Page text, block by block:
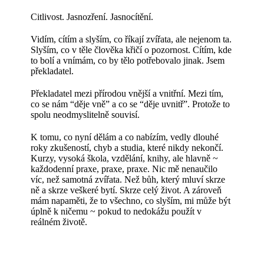
Citlivost. Jasnozření. Jasnocítění.
Vidím, cítím a slyším, co říkají zvířata, ale nejenom ta.
Slyším, co v těle člověka křičí o pozornost. Cítím, kde
to bolí a vnímám, co by tělo potřebovalo jinak. Jsem
překladatel.
Překladatel mezi přírodou vnější a vnitřní. Mezi tím,
co se nám “děje vně” a co se “děje uvnitř”. Protože to
spolu neodmyslitelně souvisí.
K tomu, co nyní dělám a co nabízím, vedly dlouhé
roky zkušeností, chyb a studia, které nikdy nekončí.
Kurzy, vysoká škola, vzdělání, knihy, ale hlavně ~
každodenní praxe, praxe, praxe. Nic mě nenaučilo
víc, než samotná zvířata. Než bůh, který mluví skrze
ně a skrze veškeré bytí. Skrze celý život. A zároveň
mám napaměti, že to všechno, co slyším, mi může být
úplně k ničemu ~ pokud to nedokážu použít v
reálném životě.